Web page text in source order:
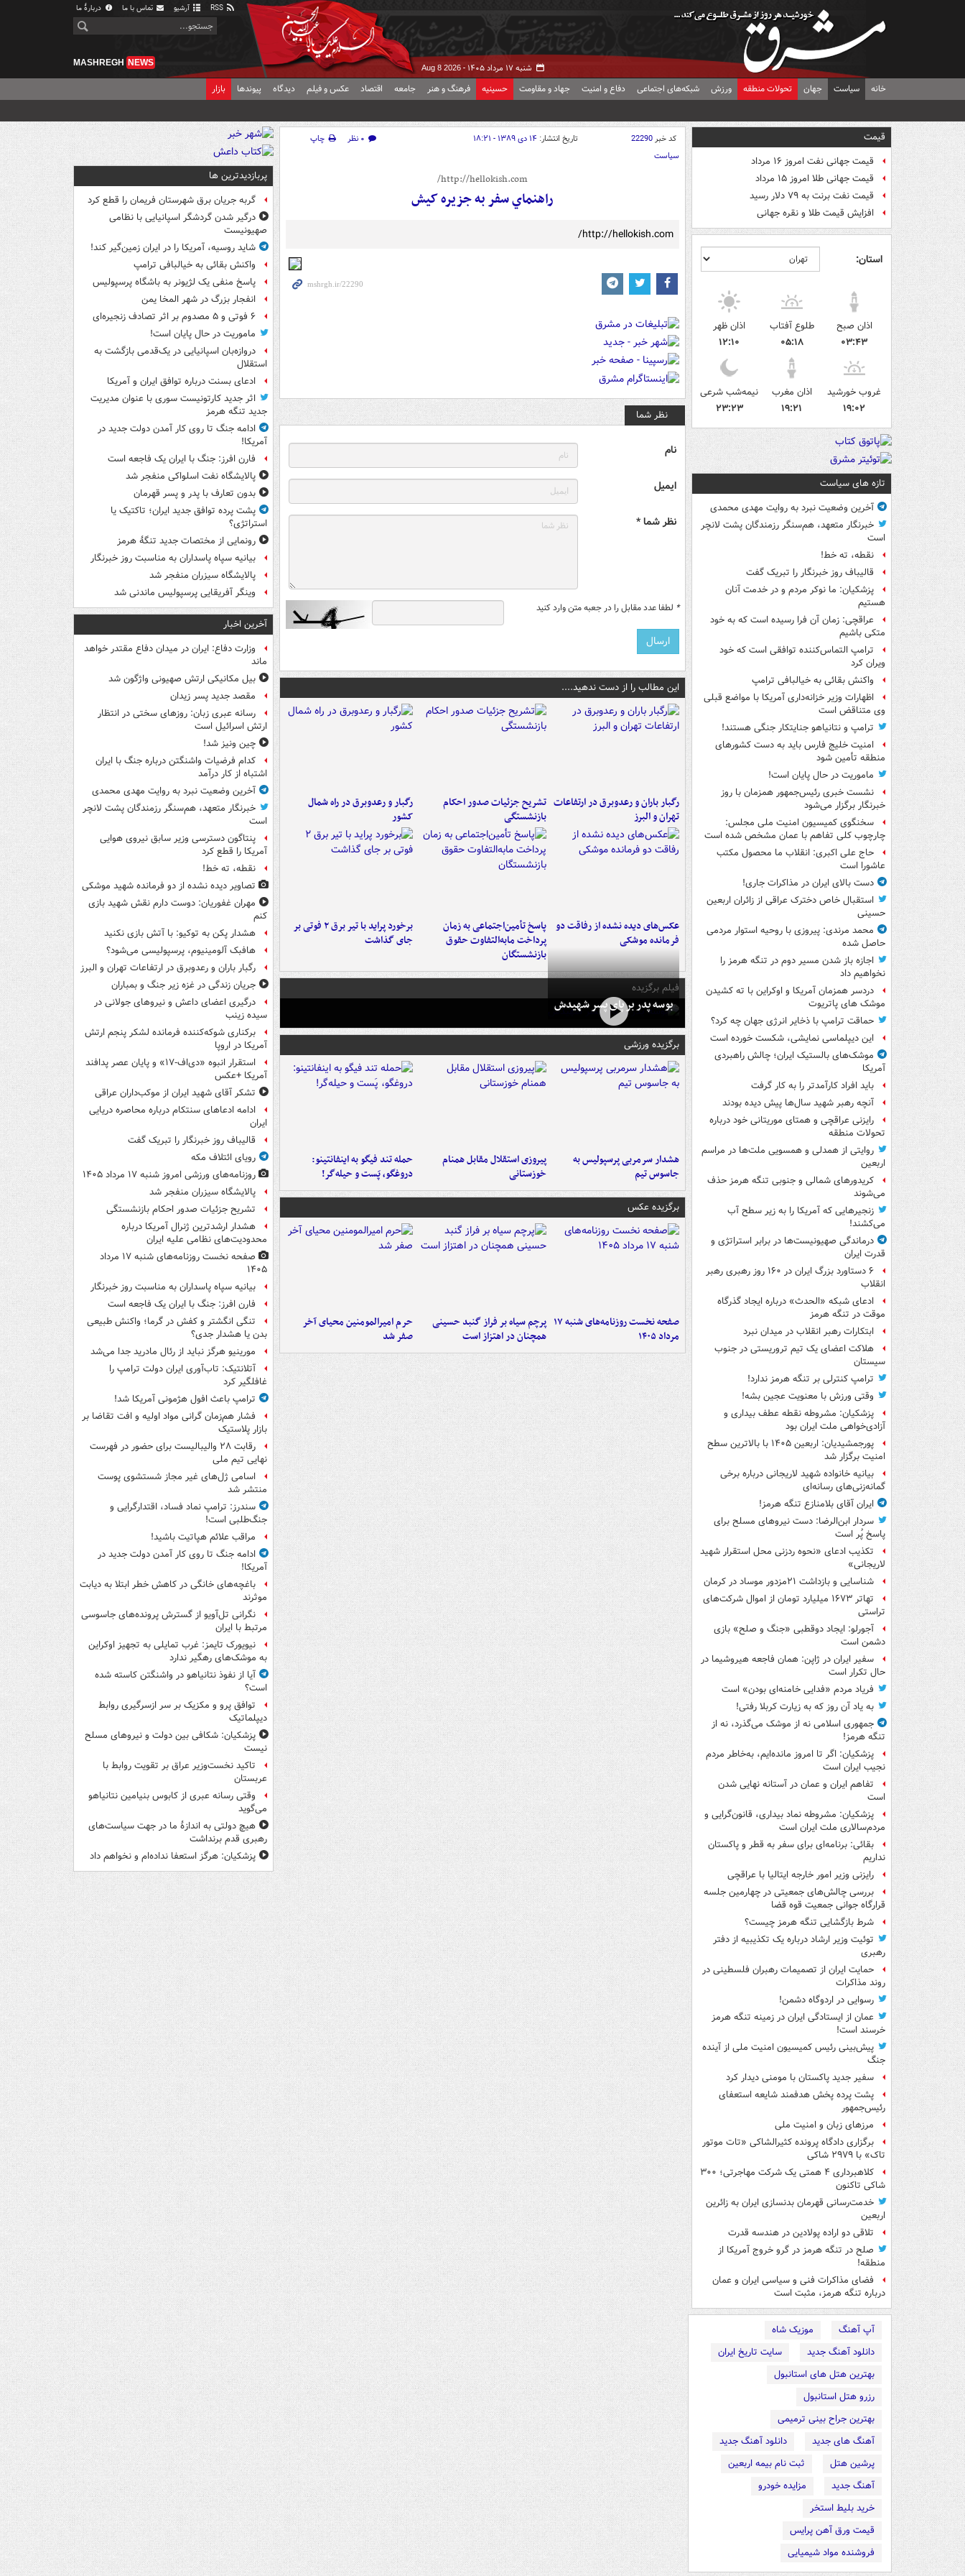
آرشیو تماس با ما دربارهٔ ما
شنبه ۱۷ مرداد ۱۴۰۵ - Aug 8 2026
MASHREGH NEWS
خانه سیاست جهان تحولات منطقه ورزش شبکه‌های اجتماعی دفاع و امنیت جهاد و مقاومت حسینیه فرهنگ و هنر جامعه اقتصاد عکس و فیلم دیدگاه پیوندها بازار
قیمت
قیمت جهانی نفت امروز ۱۶ مرداد
قیمت جهانی طلا امروز ۱۵ مرداد
قیمت نفت برنت به ۷۹ دلار رسید
افزایش قیمت طلا و نقره جهانی
استان:
اذان صبح
۰۳:۴۳
طلوع آفتاب
۰۵:۱۸
اذان ظهر
۱۲:۱۰
غروب خورشید
۱۹:۰۲
اذان مغرب
۱۹:۲۱
نیمه‌شب شرعی
۲۳:۲۳
تازه های سیاست
آخرین وضعیت نبرد به روایت مهدی محمدی
خبرنگار متعهد، هم‌سنگر رزمندگان پشت لانچر
است
نقطه، ته خط!
قالیباف روز خبرنگار را تبریک گفت
پزشکیان: ما نوکر مردم و در خدمت آنان
هستیم
عراقچی: زمان آن فرا رسیده است که به خود
متکی باشیم
ترامپ التماس‌کننده توافقی است که خود
ویران کرد
واکنش بقائی به خیالبافی ترامپ
اظهارات وزیر خزانه‌داری آمریکا با مواضع قبلی
وی متناقض است
ترامپ و نتانیاهو جنایتکار جنگی هستند!
امنیت خلیج فارس باید به دست کشورهای
منطقه تأمین شود
ماموریت در حال پایان است!
نشست خبری رئیس‌جمهور همزمان با روز
خبرنگار برگزار می‌شود
سخنگوی کمیسیون امنیت ملی مجلس:
چارچوب کلی تفاهم با عمان مشخص شده است
حاج علی اکبری: انقلاب ما محصول مکتب
عاشورا است
دست بالای ایران در مذاکرات جاری!
استقبال خاص دخترک عراقی از زائران اربعین
حسینی
محمد مرندی: پیروزی با روحیه استوار مردمی
حاصل شده
اجازه باز شدن مسیر دوم در تنگه هرمز را
نخواهیم داد
دردسر همزمان آمریکا و اوکراین با ته کشیدن
موشک های پاتریوت
حماقت ترامپ با ذخایر انرژی جهان چه کرد؟
این دیپلماسی نمایشی، شکست خورده است
موشک‌های بالستیک ایران؛ چالش راهبردی
آمریکا
باید افراد کارآمدتر را به کار گرفت
آنچه رهبر شهید سال‌ها پیش دیده بودند
رایزنی عراقچی و همتای موریتانی خود درباره
تحولات منطقه
روایتی از همدلی و همسویی ملت‌ها در مراسم
اربعین
کریدورهای شمالی و جنوبی تنگه هرمز حذف
می‌شوند
زنجیرهایی که آمریکا را به زیر سطح آب
می‌کشند!
درماندگی صهیونیست‌ها در برابر استراتژی و
قدرت ایران
۶ دستاورد بزرگ ایران در ۱۶۰ روز رهبری رهبر
انقلاب
ادعای شبکه «الحدث» درباره ایجاد گذرگاه
موقت در تنگه هرمز
ابتکارات رهبر انقلاب در میدان نبرد
هلاکت اعضای یک تیم تروریستی در جنوب
سیستان
ترامپ کنترلی بر تنگه هرمز ندارد!
وقتی ورزش با معنویت عجین بشه!
پزشکیان: مشروطه نقطه عطف بیداری و
آزادی‌خواهی ملت ایران بود
پورجمشیدیان: اربعین ۱۴۰۵ با بالاترین سطح
امنیت برگزار شد
بیانیه خانواده شهید لاریجانی درباره برخی
گمانه‌زنی‌های رسانه‌ای
ایران آقای بلامنازع تنگه هرمز!
سردار ابن‌الرضا: دست نیروهای مسلح برای
پاسخ پُر است
تکذیب ادعای «نحوه ردزنی محل استقرار شهید
لاریجانی»
شناسایی و بازداشت ۲۱مزدور موساد در کرمان
تهاتر ۱۶۷۳ میلیارد تومان از اموال شرکت‌های
تراستی
آجورلو: ایجاد دوقطبی «جنگ و صلح‌» بازی
دشمن است
سفیر ایران در ژاپن: همان فاجعه هیروشیما در
حال تکرار است
فریاد مردم «فدایی خامنه‌ای بودن» است
به یاد آن روز که به زیارت کربلا رفتی!
جمهوری اسلامی نه از موشک می‌گذرد، نه از
تنگه هرمز!
پزشکیان: اگر تا امروز مانده‌ایم، به‌خاطر مردم
نجیب ایران است
تفاهم ایران و عمان در آستانه نهایی شدن
است
پزشکیان: مشروطه نماد بیداری، قانون‌گرایی و
مردم‌سالاری ملت ایران است
بقائی: برنامه‌ای برای سفر به قطر و پاکستان
نداریم
رایزنی وزیر امور خارجه ایتالیا با عراقچی
بررسی چالش‌های جمعیتی در چهارمین جلسه
قرارگاه جوانی جمعیت قوه قضا
شرط بازگشایی تنگه هرمز چیست؟
توئیت وزیر ارشاد درباره یک تکذیبیه از دفتر
رهبری
حمایت ایران از تصمیمات رهبران فلسطینی در
روند مذاکرات
رسوایی در اردوگاه دشمن!
عمان از ایستادگی ایران در زمینه تنگه هرمز
خرسند است!
پیش‌بینی رئیس کمیسیون امنیت ملی از آینده
جنگ
سفیر جدید پاکستان با مومنی دیدار کرد
پشت پرده پخش هدفمند شایعه استعفای
رئیس‌جمهور
مرزهای زبان و امنیت ملی
برگزاری دادگاه پرونده کثیرالشاکی «تات موتور
تاک» با ۲۹۷۹ شاکی
کلاهبرداری ۴ همتی یک شرکت مهاجرتی؛ ۳۰۰
شاکی تاکنون
خدمت‌رسانی قهرمان بدنسازی ایران به زائرین
اربعین
تلاقی دو اراده پولادین در هندسه قدرت
صلح در تنگه هرمز در گرو خروج آمریکا از
منطقه!
فضای مذاکرات فنی و سیاسی ایران و عمان
درباره تنگه هرمز، مثبت است
آپ آهنگ
موزیک شاه
دانلود آهنگ جدید
سایت تاریخ ایران
بهترین هتل های استانبول
رزرو هتل استانبول
بهترین جراح بینی ترمیمی
آهنگ های جدید
دانلود آهنگ جدید
پرشین هتل
ثبت نام بیمه اربعین
آهنگ جدید
مزایده خودرو
خرید بلیط استخر
قیمت ورق آهن پرایس
فروشنده مواد شیمیایی
کد خبر22290 تاریخ انتشار: ۱۴ دی ۱۳۸۹ - ۱۸:۲۱ ۰ نظر
چاپ
سیاست
http://hellokish.com/
راهنماي سفر به جزيره کيش
http://hellokish.com/
نظر شما
نام
ایمیل
نظر شما *
* لطفا عدد مقابل را در جعبه متن وارد کنید
این مطالب را از دست ندهید....
رگبار باران و رعدوبرق در ارتفاعات
تهران و البرز
تشریح جزئیات صدور احکام
بازنشستگی
رگبار و رعدوبرق در راه شمال
کشور
عکس‌های دیده نشده از رفاقت دو
فرمانده‌ موشکی
پاسخ تأمین‌اجتماعی به زمان
پرداخت مابه‌التفاوت حقوق
بازنشستگان
برخورد پراید با تیر برق ۲ فوتی بر
جای گذاشت
فیلم برگزیده
بوسه‌ پدر بر پای پسر شهیدش
برگزیده ورزشی
هشدار سرمربی پرسپولیس به
جاسوس تیم
پیروزی استقلال مقابل همنام
خوزستانی
حمله تند فیگو به اینفانتینو:
دروغگو، پَست‌ و حیله‌گر!
برگزیده عکس
صفحه نخست روزنامه‌های شنبه ۱۷
مرداد ۱۴۰۵
پرچم سیاه بر فراز گنبد حسینی
همچنان در اهتزاز است
حرم امیرالمومنین محیای آخر
صفر شد
پربازدیدترین ها
گربه جریان برق شهرستان فریمان را قطع کرد
درگیر شدن گردشگر اسپانیایی با نظامی
صهیونیست
شاید روسیه، آمریکا را در ایران زمین‌گیر کند!
واکنش بقائی به خیالبافی ترامپ
پاسخ منفی یک لژیونر به باشگاه پرسپولیس
انفجار بزرگ در شهر المخا یمن
۶ فوتی و ۵ مصدوم بر اثر تصادف زنجیره‌ای
ماموریت در حال پایان است!
دروازه‌بان اسپانیایی در یک‌قدمی بازگشت به
استقلال
ادعای بسنت درباره توافق ایران و آمریکا
اثر جدید کارتونیست سوری با عنوان مدیریت
جدید تنگه هرمز
ادامه جنگ تا روی کار آمدن دولت جدید در
آمریکا!
فارن افرز: جنگ با ایران یک فاجعه است
پالایشگاه نفت اسلواکی منفجر شد
بدون تعارف با پدر و پسر قهرمان
پشت پرده توافق جدید ایران؛ تاکتیک یا
استراتژی؟
رونمایی از مختصات جدید تنگۀ هرمز
بیانیه سپاه پاسداران به مناسبت روز خبرنگار
پالایشگاه سیزران منفجر شد
وینگر آفریقایی پرسپولیس ماندنی شد
آخرین اخبار
وزارت دفاع: ایران در میدان دفاع مقتدر خواهد
ماند
بیل مکانیکی ارتش صهیونی واژگون شد
مقصد جدید پسر زیدان
رسانه عبری زبان: روزهای سختی در انتظار
ارتش اسرائیل است
چین ونیز شد!
کدام فرضیات واشنگتن درباره جنگ با ایران
اشتباه از کار درآمد
آخرین وضعیت نبرد به روایت مهدی محمدی
خبرنگار متعهد، هم‌سنگر رزمندگان پشت لانچر
است
پنتاگون دسترسی وزیر سابق نیروی هوایی
آمریکا را قطع کرد
نقطه، ته خط!
تصاویر دیده‌ نشده از دو فرمانده شهید موشکی
مهران غفوریان: دوست دارم نقش شهید بازی
کنم
هشدار پکن به توکیو: با آتش بازی نکنید
هافبک آلومینیوم، پرسپولیسی می‌شود؟
رگبار باران و رعدوبرق در ارتفاعات تهران و البرز
جریان زندگی در غزه زیر جنگ و بمباران
درگیری اعضای داعش و نیروهای جولانی در
سیده زینب
برکناری شوکه‌کننده فرمانده لشکر پنجم ارتش
آمریکا در اروپا
استقرار انبوه «دی‌اف‑۱۷» و پایان عصر پدافند
آمریکا +عکس
تشکر آقای شهید ایران از موکب‌داران عراقی
ادامه ادعاهای سنتکام درباره محاصره دریایی
ایران
قالیباف روز خبرنگار را تبریک گفت
رویای ائتلاف مکه
روزنامه‌های ورزشی امروز ‌شنبه ۱۷ مرداد ۱۴۰۵
پالایشگاه سیزران منفجر شد
تشریح جزئیات صدور احکام بازنشستگی
هشدار ارشدترین ژنرال آمریکا درباره
محدودیت‌های نظامی علیه ایران
صفحه نخست روزنامه‌های شنبه ۱۷ مرداد
۱۴۰۵
بیانیه سپاه پاسداران به مناسبت روز خبرنگار
فارن افرز: جنگ با ایران یک فاجعه است
تنگی انگشتر و کفش در گرما؛ واکنش طبیعی
بدن یا هشدار جدی؟
مورینیو هرگز نباید از رئال مادرید جدا می‌شد
آتلانتیک: تاب‌آوری ایران دولت ترامپ را
غافلگیر کرد
ترامپ باعث افول هژمونی آمریکا شد!
فشار هم‌زمان گرانی مواد اولیه و افت تقاضا بر
بازار پلاستیک
رقابت ۲۸ والیبالیست برای حضور در فهرست
نهایی تیم ملی
اسامی ژل‌های غیر مجاز شستشوی پوست
منتشر شد
سندرز: ترامپ نماد فساد، اقتدارگرایی و
جنگ‌طلبی است!
مراقب علائم هپاتیت باشید!
ادامه جنگ تا روی کار آمدن دولت جدید در
آمریکا!
باغچه‌های خانگی در کاهش خطر ابتلا به دیابت
موثرند
نگرانی تل‌آویو از گسترش پرونده‌های جاسوسی
مرتبط با ایران
نیویورک تایمز: غرب تمایلی به تجهیز اوکراین
به موشک‌های رهگیر ندارد
آیا از نفوذ نتانیاهو در واشنگتن کاسته شده
است؟
توافق پرو و مکزیک بر سر ازسرگیری روابط
دیپلماتیک
پزشکیان: شکافی بین دولت و نیروهای مسلح
نیست
تاکید نخست‌وزیر عراق بر تقویت روابط با
عربستان
وقتی رسانه عبری از کابوس بنیامین نتانیاهو
می‌گوید
هیچ دولتی به اندازۀ ما در جهت سیاست‌های
رهبری قدم برنداشت
پزشکیان: هرگز استعفا نداده‌ام و نخواهم داد